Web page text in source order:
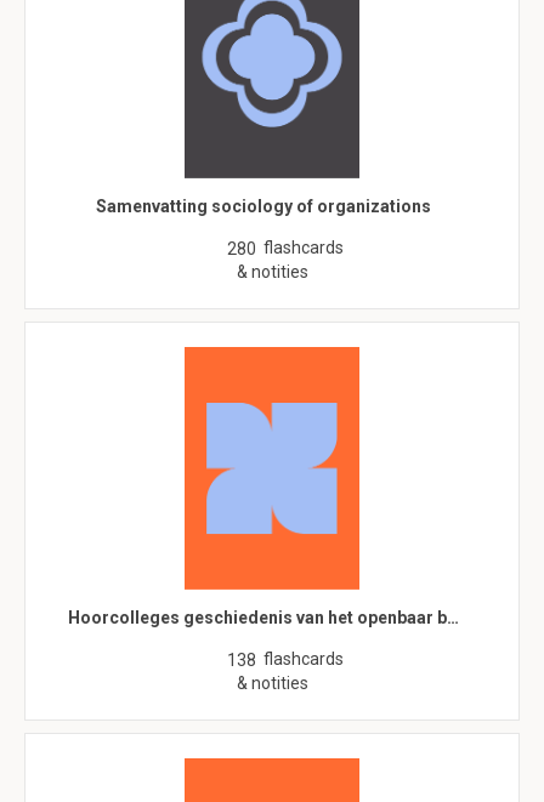
Samenvatting sociology of organizations
280 flashcards
& notities
Hoorcolleges geschiedenis van het openbaar b…
138 flashcards
& notities